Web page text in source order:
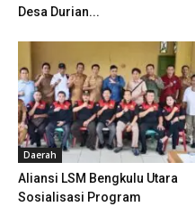
Desa Durian...
Daerah
Aliansi LSM Bengkulu Utara
Sosialisasi Program